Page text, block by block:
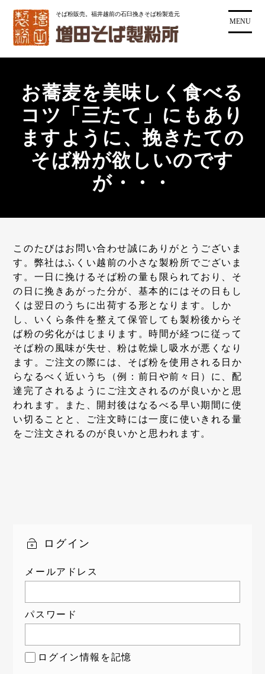
そば粉販売。福井越前の石臼挽きそば粉製造元
MENU
お蕎麦を美味しく食べる
コツ「三たて」にもあり
ますように、挽きたての
そば粉が欲しいのです
が・・・
このたびはお問い合わせ誠にありがとうございま
す。弊社はふくい越前の小さな製粉所でございま
す。一日に挽けるそば粉の量も限られており、そ
の日に挽きあがった分が、基本的にはその日もし
くは翌日のうちに出荷する形となります。しか
し、いくら条件を整えて保管しても製粉後からそ
ば粉の劣化がはじまります。時間が経つに従って
そば粉の風味が失せ、粉は乾燥し吸水が悪くなり
ます。ご注文の際には、そば粉を使用される日か
らなるべく近いうち（例：前日や前々日）に、配
達完了されるようにご注文されるのが良いかと思
われます。また、開封後はなるべる早い期間に使
い切ることと、ご注文時には一度に使いきれる量
をご注文されるのが良いかと思われます。
ログイン
メールアドレス
パスワード
ログイン情報を記憶